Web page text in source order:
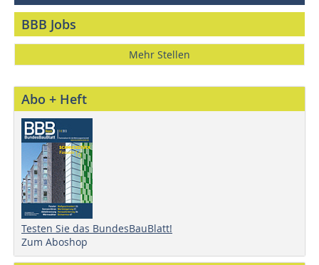
BBB Jobs
Mehr Stellen
Abo + Heft
Testen Sie das BundesBauBlatt!
Zum Aboshop